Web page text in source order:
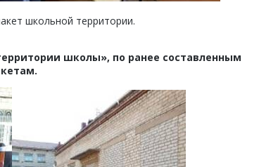
школьной территории.
школы», по ранее составленным